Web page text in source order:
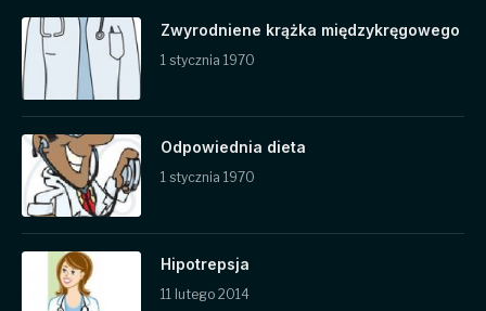
Zwyrodniene krążka międzykręgowego
1 stycznia 1970
Odpowiednia dieta
1 stycznia 1970
Hipotrepsja
11 lutego 2014